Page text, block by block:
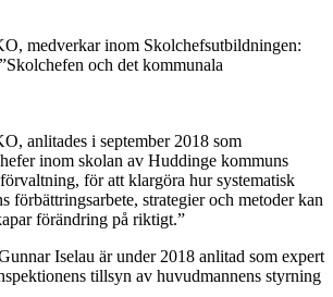
medverkar inom Skolchefsutbildningen:
och det kommunala
anlitades i september 2018 som
inom skolan av Huddinge kommuns
för att klargöra hur systematisk
förbättringsarbete, strategier och metoder kan
förändring på riktigt.”
Iselau är under 2018 anlitad som expert
tillsyn av huvudmannens styrning